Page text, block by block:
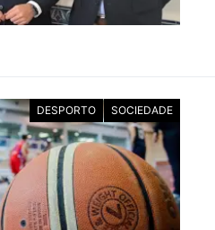
DESPORTO SOCIEDADE